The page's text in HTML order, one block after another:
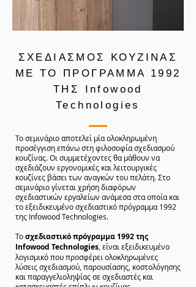
ΣΧΕΔΙΑΣΜΟΣ ΚΟΥΖΙΝΑΣ
ΜΕ ΤΟ ΠΡΟΓΡΑΜΜΑ 1992
ΤΗΣ Infowood
Technologies
Το σεμινάριο αποτελεί μία ολοκληρωμένη
προσέγγιση επάνω στη φιλοσοφία σχεδιασμού
κουζίνας. Οι συμμετέχοντες θα μάθουν να
σχεδιάζουν εργονομικές και λειτουργικές
κουζίνες βάσει των αναγκών του πελάτη. Στο
σεμινάριο γίνεται χρήση διαφόρων
σχεδιαστικών εργαλείων ανάμεσα στα οποία και
το εξειδικευμένο σχεδιαστικό πρόγραμμα 1992
της Infowood Technologies.
Τοσχεδιαστικό πρόγραμμα 1992 της
Infowood Technologies, είναι εξειδικευμένο
λογισμικό που προσφέρει ολοκληρωμένες
λύσεις σχεδιασμού, παρουσίασης, κοστολόγησης
και παραγγελιοληψίας σε σχεδιαστές και